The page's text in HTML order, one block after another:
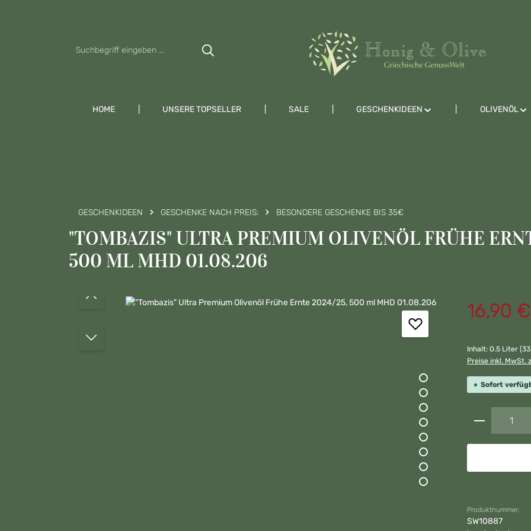
HOME UNSERE TOPSELLER SALE GESCHENKIDEEN OLIVENÖL
GESCHENKIDEEN GESCHENKE NACH PREIS: BESONDERE GESCHENKE BIS 35€
"TOMBAZIS" ULTRA PREMIUM OLIVENÖL FRÜHE
500 ML MHD 01.08.206
Bildergalerie überspringen Verkaufspreis:
16,90 €
Inhalt: 0.5 Liter
Preise inkl. MwSt.
Sofort
Produkt
Produktnummer:
SW10887